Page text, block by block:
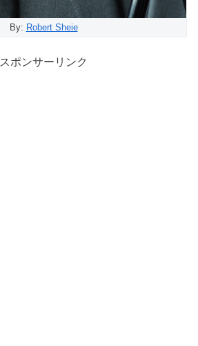
By: Robert Sheie
スポンサーリンク